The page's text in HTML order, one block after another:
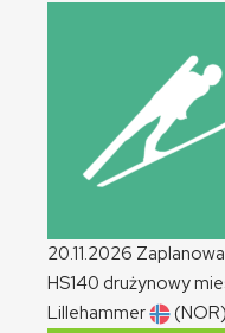
20.11.2026
HS140 drużynowy
Lillehammer
(NOR)